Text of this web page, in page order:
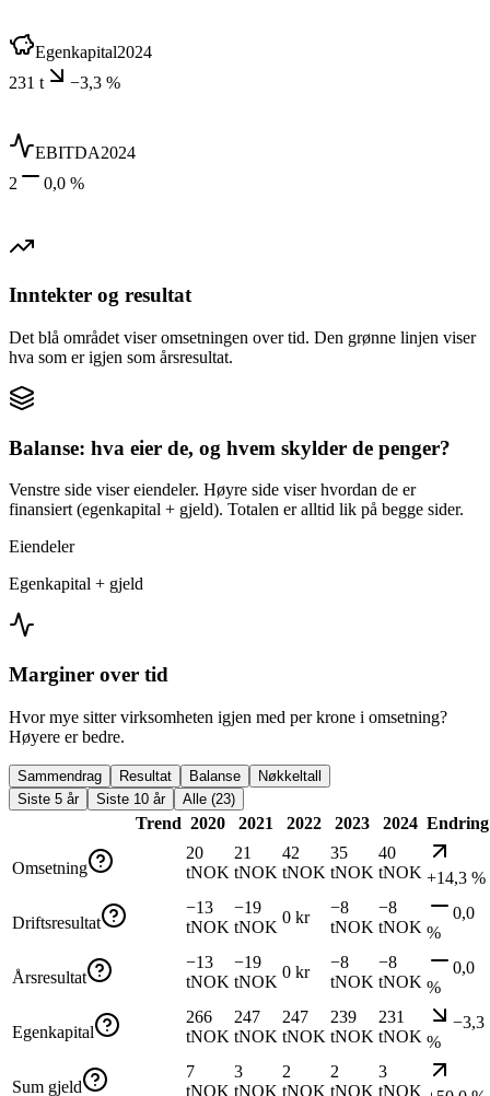
Egenkapital2024
231 t
−3,3 %
EBITDA2024
2
0,0 %
Inntekter og resultat
Det blå området viser omsetningen over tid. Den grønne linjen viser
hva som er igjen som årsresultat.
Balanse: hva eier de, og hvem skylder de penger?
Venstre side viser eiendeler. Høyre side viser hvordan de er
finansiert (egenkapital + gjeld). Totalen er alltid lik på begge sider.
Eiendeler
Egenkapital + gjeld
Marginer over tid
Hvor mye sitter virksomheten igjen med per krone i omsetning?
Høyere er bedre.
Sammendrag Resultat Balanse
Nøkkeltall
Siste 5 år
Siste 10 år Alle (23)
Trend 2020 2021 2022 2023 2024 Endring
Omsetning
20
tNOK
21
tNOK
42
tNOK
35
tNOK
40
tNOK +14,3 %
Driftsresultat
−13
tNOK
−19
tNOK
0 kr
−8
tNOK
−8
tNOK
0,0
%
Årsresultat
−13
tNOK
−19
tNOK
0 kr
−8
tNOK
−8
tNOK
0,0
%
Egenkapital
266
tNOK
247
tNOK
247
tNOK
239
tNOK
231
tNOK
−3,3
%
Sum gjeld
7
tNOK
3
tNOK
2
tNOK
2
tNOK
3
tNOK